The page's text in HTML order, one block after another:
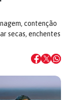
contenção
secas, enchentes